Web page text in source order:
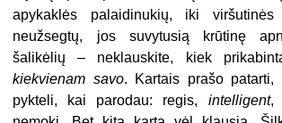
apykaklės palaidinukių, iki
neužsegtų, jos suvytusią krūtinę
šalikėlių – neklauskite, kiek
kiekvienam savo. Kartais prašo patarti,
pykteli, kai parodau: regis, intelligent,